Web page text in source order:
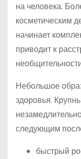
на человека.
косметическим
начинает
приводит к
Небольшое
здоровья.
следующим
быстрый